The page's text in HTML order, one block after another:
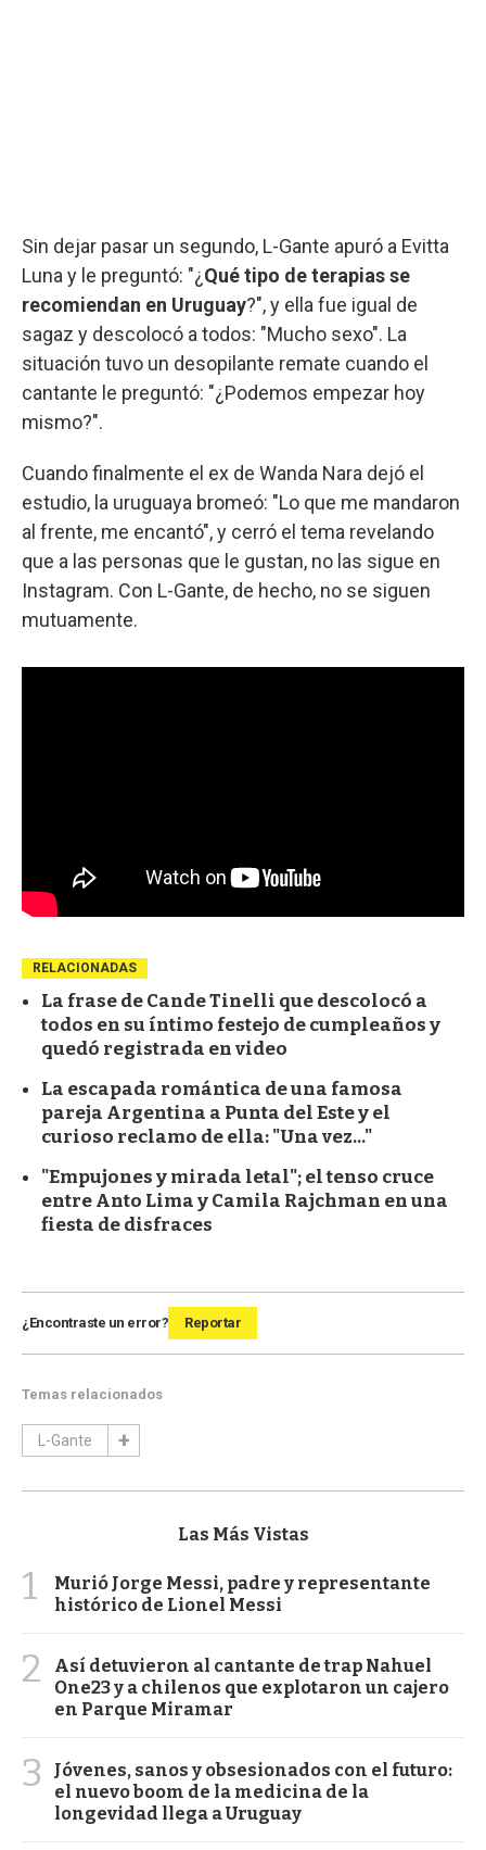
Sin dejar pasar un segundo, L-Gante apuró a Evitta
Luna y le preguntó: "¿Qué tipo de terapias se
recomiendan en Uruguay?", y ella fue igual de
sagaz y descolocó a todos: "Mucho sexo". La
situación tuvo un desopilante remate cuando el
cantante le preguntó: "¿Podemos empezar hoy
mismo?".
Cuando finalmente el ex de Wanda Nara dejó el
estudio, la uruguaya bromeó: "Lo que me mandaron
al frente, me encantó", y cerró el tema revelando
que a las personas que le gustan, no las sigue en
Instagram. Con L-Gante, de hecho, no se siguen
mutuamente.
RELACIONADAS
La frase de Cande Tinelli que descolocó a
todos en su íntimo festejo de cumpleaños y
quedó registrada en video
La escapada romántica de una famosa
pareja Argentina a Punta del Este y el
curioso reclamo de ella: "Una vez..."
"Empujones y mirada letal"; el tenso cruce
entre Anto Lima y Camila Rajchman en una
fiesta de disfraces
¿Encontraste un error? Reportar
Temas relacionados
L-Gante
Las Más Vistas
1
Murió Jorge Messi, padre y representante
histórico de Lionel Messi
2
Así detuvieron al cantante de trap Nahuel
One23 y a chilenos que explotaron un cajero
en Parque Miramar
3
Jóvenes, sanos y obsesionados con el futuro:
el nuevo boom de la medicina de la
longevidad llega a Uruguay